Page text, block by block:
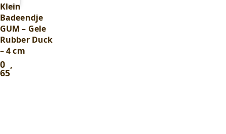
winkelwagen
Klein
Badeendje
GUM – Gele
Rubber Duck
– 4 cm
0 ,
65